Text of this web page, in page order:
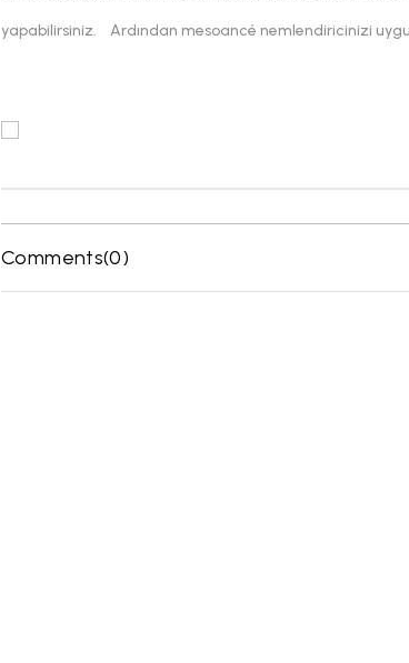
yapabilirsiniz. Ardından mesoancé nemlendiricinizi
Comments(0)